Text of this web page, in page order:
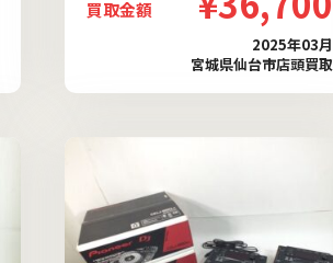
買取金額
2025年03月
宮城県仙台市店頭買取